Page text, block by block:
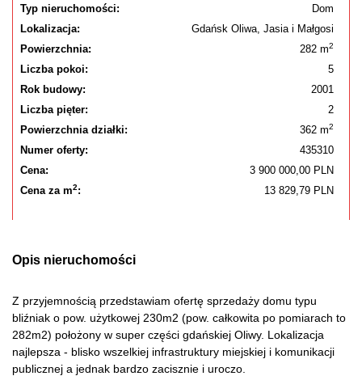
Typ nieruchomości:
Dom
Lokalizacja:
Gdańsk Oliwa, Jasia i Małgosi
Powierzchnia:
282 m2
Liczba pokoi:
5
Rok budowy:
2001
Liczba pięter:
2
Powierzchnia działki:
362 m2
Numer oferty:
435310
Cena:
3 900 000,00 PLN
Cena za m2: 13 829,79 PLN
Opis nieruchomości
Z przyjemnością przedstawiam ofertę sprzedaży domu typu
bliźniak o pow. użytkowej 230m2 (pow. całkowita po pomiarach to
282m2) położony w super części gdańskiej Oliwy. Lokalizacja
najlepsza - blisko wszelkiej infrastruktury miejskiej i komunikacji
publicznej a jednak bardzo zacisznie i uroczo.